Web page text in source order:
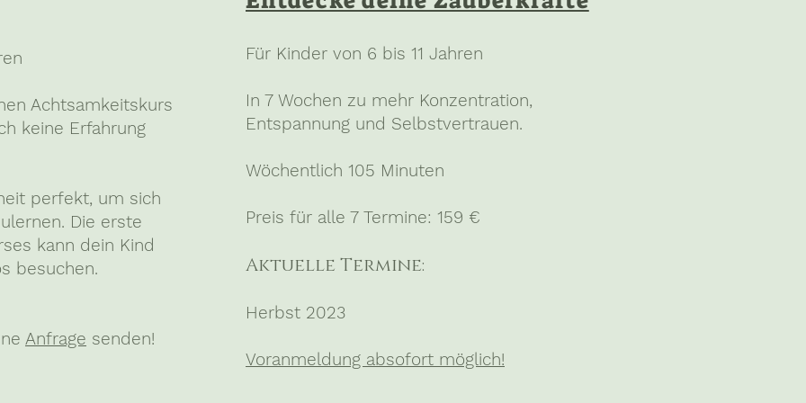
Achtsamkeitskurs
keine Erfahrung
perfekt, um sich
Die erste
kann dein Kind
besuchen.
Anfrage senden!
Für Kinder von 6 bis 11 Jahren
In 7 Wochen zu mehr Konzentration,
Entspannung und Selbstvertrauen.
Wöchentlich 105 Minuten
Preis für alle 7 Termine: 159 €
Aktuelle Termine:
Herbst 2023
Voranmeldung absofort möglich!